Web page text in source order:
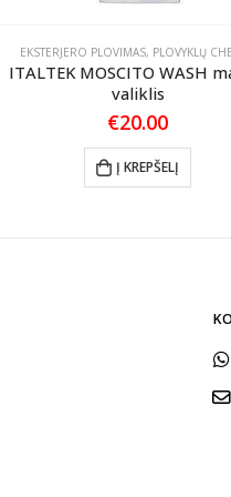
EKSTERJERO PLOVIMAS, PLOVYKLŲ
ITALTEK MOSCITO WASH
valiklis
€20.00
Į KREPŠELĮ